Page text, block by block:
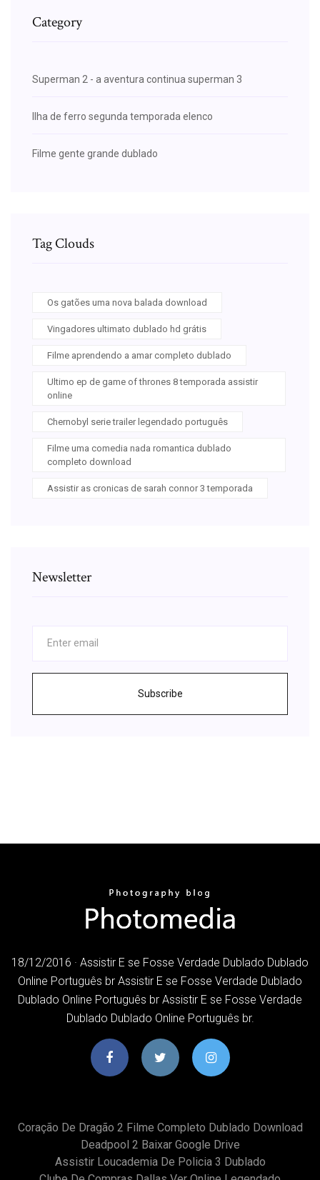
Category
Superman 2 - a aventura continua superman 3
Ilha de ferro segunda temporada elenco
Filme gente grande dublado
Tag Clouds
Os gatões uma nova balada download
Vingadores ultimato dublado hd grátis
Filme aprendendo a amar completo dublado
Ultimo ep de game of thrones 8 temporada assistir
online
Chernobyl serie trailer legendado português
Filme uma comedia nada romantica dublado
completo download
Assistir as cronicas de sarah connor 3 temporada
Newsletter
Subscribe
18/12/2016 · Assistir E se Fosse Verdade Dublado Dublado
Online Português br Assistir E se Fosse Verdade Dublado
Dublado Online Português br Assistir E se Fosse Verdade
Dublado Dublado Online Português br.
Coração De Dragão 2 Filme Completo Dublado Download
Deadpool 2 Baixar Google Drive
Assistir Loucademia De Policia 3 Dublado